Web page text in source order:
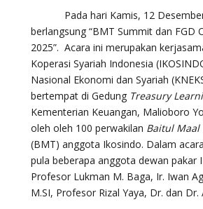
Pada hari Kamis, 12 Desember
berlangsung “BMT Summit dan FGD
2025”. Acara ini merupakan
Koperasi Syariah Indonesia
Nasional Ekonomi dan Syariah
bertempat di Gedung Treasury
Kementerian Keuangan, Malioboro
oleh oleh 100 perwakilan Baitul Maal
(BMT) anggota Ikosindo. Dalam
pula beberapa anggota dewan pakar
Profesor Lukman M. Baga, Ir. Iwan
M.SI, Profesor Rizal Yaya, Dr. dan Dr.